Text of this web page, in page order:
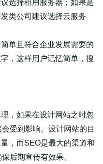
选择租用服务器；如果是
类公司建议选择云服务
单且符合企业发展需要的
，这样用户记忆简单，搜
，如果在设计网站之时忽
受到影响。设计网站的目
，而SEO是最大的渠道和
后期宣传有效果。